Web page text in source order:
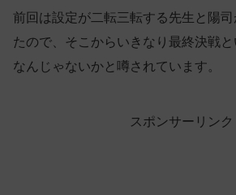
前回は設定が二転三転する先生と陽
たので、そこからいきなり最終決戦
なんじゃないかと噂されています。
スポンサーリンク